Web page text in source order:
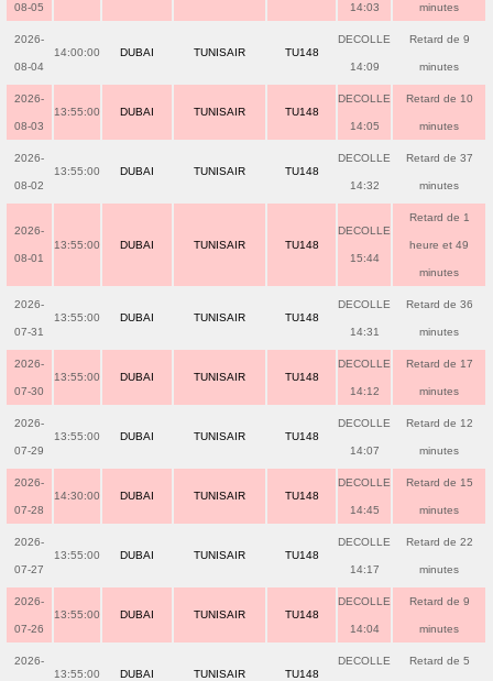
08-05 14:03 minutes
2026-
08-04
14:00:00 DUBAI TUNISAIR TU148
DECOLLE
14:09
Retard de 9
minutes
2026-
08-03
13:55:00 DUBAI TUNISAIR TU148
DECOLLE
14:05
Retard de 10
minutes
2026-
08-02
13:55:00 DUBAI TUNISAIR TU148
DECOLLE
14:32
Retard de 37
minutes
2026-
08-01
13:55:00 DUBAI TUNISAIR TU148
DECOLLE
15:44
Retard de 1
heure et 49
minutes
2026-
07-31
13:55:00 DUBAI TUNISAIR TU148
DECOLLE
14:31
Retard de 36
minutes
2026-
07-30
13:55:00 DUBAI TUNISAIR TU148
DECOLLE
14:12
Retard de 17
minutes
2026-
07-29
13:55:00 DUBAI TUNISAIR TU148
DECOLLE
14:07
Retard de 12
minutes
2026-
07-28
14:30:00 DUBAI TUNISAIR TU148
DECOLLE
14:45
Retard de 15
minutes
2026-
07-27
13:55:00 DUBAI TUNISAIR TU148
DECOLLE
14:17
Retard de 22
minutes
2026-
07-26
13:55:00 DUBAI TUNISAIR TU148
DECOLLE
14:04
Retard de 9
minutes
2026-
13:55:00 DUBAI TUNISAIR TU148
DECOLLE Retard de 5